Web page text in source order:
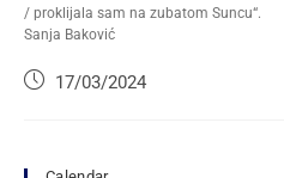
/ proklijala sam na zubatom Suncu“.
Sanja Baković
17/03/2024